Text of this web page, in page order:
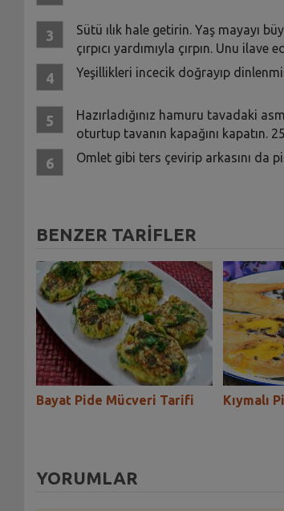
Sütü ılık hale getirin. Yaş mayayı
çırpıcı yardımıyla çırpın. Unu
Yeşillikleri incecik doğrayıp
Hazırladığınız hamuru tavadaki
oturtup tavanın kapağını kapatın.
Omlet gibi ters çevirip arkasını da
BENZER TARİFLER
Bayat Pide Mücveri Tarifi Kıymalı
YORUMLAR